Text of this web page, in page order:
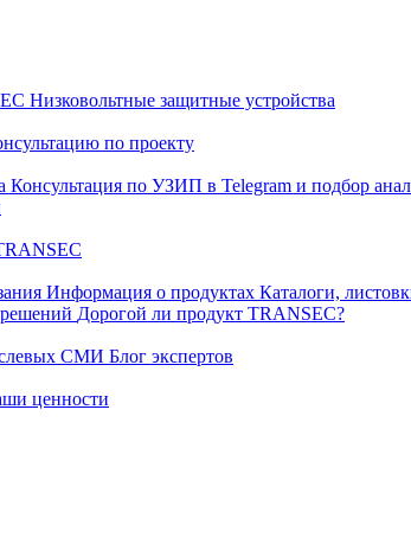
Низковольтные защитные устройства
по проекту
Консультация по УЗИП в Telegram и подбор
Информация о продуктах Каталоги,
Дорогой ли продукт TRANSEC?
СМИ Блог экспертов
ценности